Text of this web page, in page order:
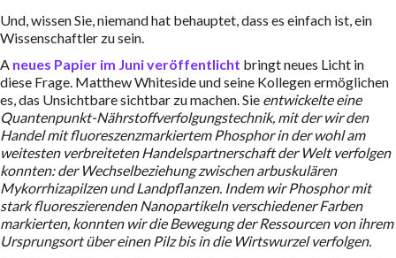
Und, wissen Sie, niemand hat behauptet, dass es einfach ist, ein
Wissenschaftler zu sein.
A neues Papier im Juni veröffentlicht bringt neues Licht in
diese Frage. Matthew Whiteside und seine Kollegen ermöglichen
es, das Unsichtbare sichtbar zu machen. Sie entwickelte eine
Quantenpunkt-Nährstoffverfolgungstechnik, mit der wir den
Handel mit fluoreszenzmarkiertem Phosphor in der wohl am
weitesten verbreiteten Handelspartnerschaft der Welt verfolgen
konnten: der Wechselbeziehung zwischen arbuskulären
Mykorrhizapilzen und Landpflanzen. Indem wir Phosphor mit
stark fluoreszierenden Nanopartikeln verschiedener Farben
markierten, konnten wir die Bewegung der Ressourcen von ihrem
Ursprungsort über einen Pilz bis in die Wirtswurzel verfolgen.